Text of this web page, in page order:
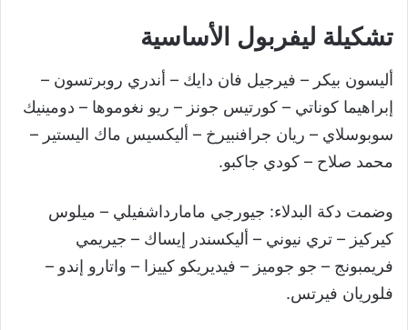
تشكيلة ليفربول الأساسية
أليسون بيكر – فيرجيل فان دايك – أندري روبرتسون –
إبراهيما كوناتي – كورتيس جونز – ريو نغوموها – دومينيك
سوبوسلاي – ريان جرافنبيرخ – أليكسيس ماك اليستير –
محمد صلاح – كودي جاكبو.
وضمت دكة البدلاء: جيورجي مامارداشفيلي – ميلوس
كيركيز – تري نيوني – أليكسندر إيساك – جيريمي
فريمبونج – جو جوميز – فيديريكو كييزا – واتارو إندو –
فلوريان فيرتس.